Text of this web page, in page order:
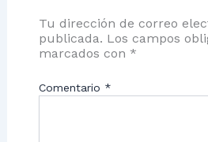
Tu dirección de correo
publicada. Los campos
marcados con *
Comentario *